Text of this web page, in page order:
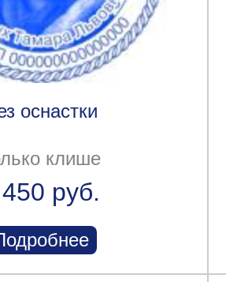
оснастки
клише
руб.